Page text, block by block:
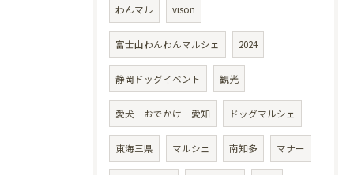
わんマル vison
富士山わんわんマルシェ 2024
静岡ドッグイベント 観光
愛犬 おでかけ 愛知 ドッグマルシェ
東海三県 マルシェ 南知多 マナー